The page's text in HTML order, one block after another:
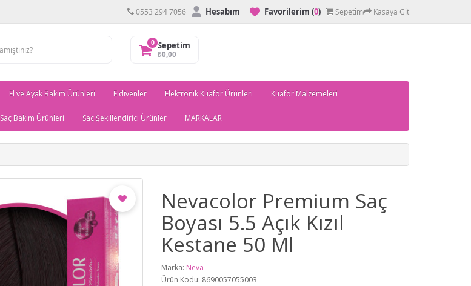
0553 294 7056 Hesabım Favorilerim (0) Sepetim Kasaya Git
0 Sepetim
₺0,00
El ve Ayak Bakım Ürünleri Eldivenler Elektronik Kuaför Ürünleri Kuaför Malzemeleri
Saç Bakım Ürünleri Saç Şekillendirici Ürünler MARKALAR
Nevacolor Premium Saç
Boyası 5.5 Açık Kızıl
Kestane 50 Ml
Marka: Neva
Ürün Kodu: 8690057055003